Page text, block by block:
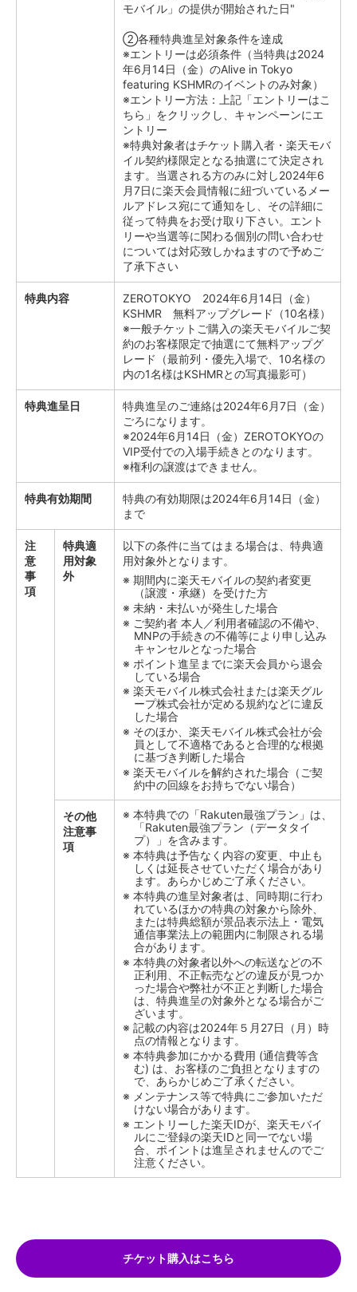
モバイル」の提供が開始された日"
②各種特典進呈対象条件を達成
※エントリーは必須条件（当特典は2024
年6月14日（金）のAlive in Tokyo
featuring KSHMRのイベントのみ対象）
※エントリー方法：上記「エントリーはこ
ちら」をクリックし、キャンペーンにエ
ントリー
※特典対象者はチケット購入者・楽天モバ
イル契約様限定となる抽選にて決定され
ます。当選される方のみに対し2024年6
月7日に楽天会員情報に紐づいているメー
ルアドレス宛にて通知をし、その詳細に
従って特典をお受け取り下さい。エント
リーや当選等に関わる個別の問い合わせ
については対応致しかねますので予めご
了承下さい
特典内容
ZEROTOKYO 2024年6月14日（金）
KSHMR 無料アップグレード（10名様）
※一般チケットご購入の楽天モバイルご契
約のお客様限定で抽選にて無料アップグ
レード（最前列・優先入場で、10名様の
内の1名様はKSHMRとの写真撮影可）
特典進呈日
特典進呈のご連絡は2024年6月7日（金）
ごろになります。
※2024年6月14日（金）ZEROTOKYOの
VIP受付での入場手続きとのなります。
※権利の譲渡はできません。
特典有効期間
特典の有効期限は2024年6月14日（金）
まで
注
意
事
項
特典適
用対象
外
以下の条件に当てはまる場合は、特典適
用対象外となります。
期間内に楽天モバイルの契約者変更
（譲渡・承継）を受けた方
未納・未払いが発生した場合
ご契約者 本人／利用者確認の不備や、
MNPの手続きの不備等により申し込み
キャンセルとなった場合
ポイント進呈までに楽天会員から退会
している場合
楽天モバイル株式会社または楽天グル
ープ株式会社が定める規約などに違反
した場合
そのほか、楽天モバイル株式会社が会
員として不適格であると合理的な根拠
に基づき判断した場合
楽天モバイルを解約された場合（ご契
約中の回線をお持ちでない場合）
その他
注意事
項
本特典での「Rakuten最強プラン」は、
「Rakuten最強プラン（データタイ
プ）」を含みます。
本特典は予告なく内容の変更、中止も
しくは延長させていただく場合があり
ます。あらかじめご了承ください。
本特典の進呈対象者は、同時期に行わ
れているほかの特典の対象から除外、
または特典総額が景品表示法上・電気
通信事業法上の範囲内に制限される場
合があります。
本特典の対象者以外への転送などの不
正利用、不正転売などの違反が見つか
った場合や弊社が不正と判断した場合
は、特典進呈の対象外となる場合がご
ざいます。
記載の内容は2024年５月27日（月）時
点の情報となります。
本特典参加にかかる費用 (通信費等含
む) は、お客様のご負担となりますの
で、あらかじめご了承ください。
メンテナンス等で特典にご参加いただ
けない場合があります。
エントリーした楽天IDが、楽天モバイ
ルにご登録の楽天IDと同一でない場
合、ポイントは進呈されませんのでご
注意ください。
チケット購入はこちら